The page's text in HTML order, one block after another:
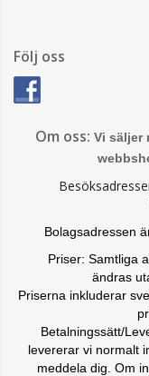
Följ oss
Om oss: Vi säljer
Bolagsadressen
Priser: Samtliga
ändras
Priserna inkluderar
Betalningssätt/
levererar vi normalt
meddela dig. Om